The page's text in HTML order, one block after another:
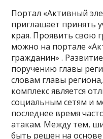
Портал «Активный
приглашает принять
края. Проявить свою
можно на портале
гражданин» .
поручению главы
словам главы
комплекс является
социальным сетям и
последнее время
атакам. Между тем,
быть решен на